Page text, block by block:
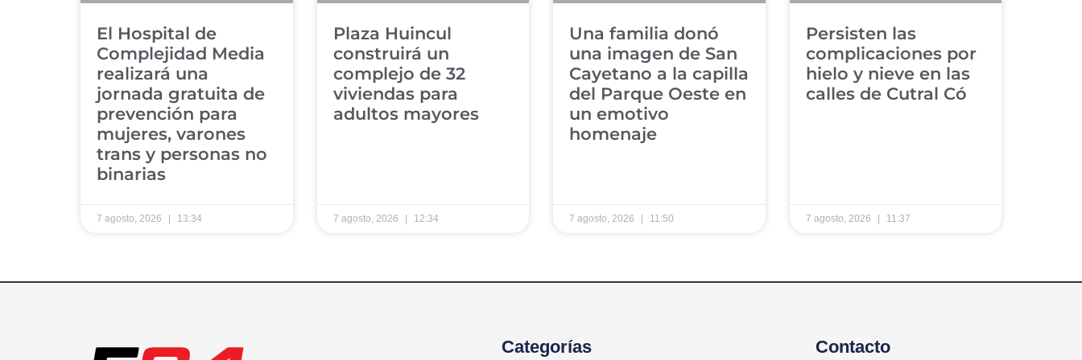
El Hospital de
Complejidad Media
realizará una
jornada gratuita de
prevención para
mujeres, varones
trans y personas no
binarias
7 agosto, 2026 13:34
Plaza Huincul
construirá un
complejo de 32
viviendas para
adultos mayores
7 agosto, 2026 12:34
Una familia donó
una imagen de San
Cayetano a la capilla
del Parque Oeste en
un emotivo
homenaje
7 agosto, 2026 11:50
Persisten las
complicaciones por
hielo y nieve en las
calles de Cutral Có
7 agosto, 2026 11:37
Categorías Contacto